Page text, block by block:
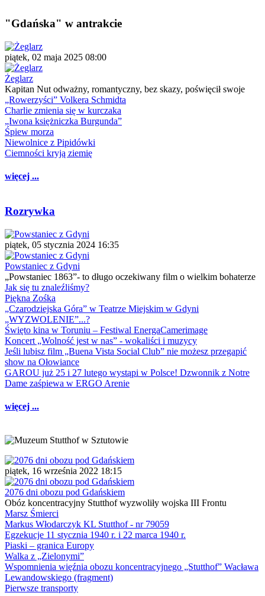
"Gdańska" w antrakcie
piątek, 02 maja 2025 08:00
Żeglarz
Kapitan Nut odważny, romantyczny, bez skazy, poświęcił swoje
„Rowerzyści” Volkera Schmidta
Charlie zmienia się w kurczaka
„Iwona księżniczka Burgunda”
Śpiew morza
Niewolnice z Pipidówki
Ciemności kryją ziemię
więcej ...
Rozrywka
piątek, 05 stycznia 2024 16:35
Powstaniec z Gdyni
„Powstaniec 1863”- to długo oczekiwany film o wielkim bohaterze
Jak się tu znaleźliśmy?
Piękna Zośka
„Czarodziejska Góra” w Teatrze Miejskim w Gdyni
„WYZWOLENIE”...?
Święto kina w Toruniu – Festiwal EnergaCamerimage
Koncert „Wolność jest w nas” - wokaliści i muzycy
Jeśli lubisz film „Buena Vista Social Club” nie możesz przegapić
show na Ołowiance
GAROU już 25 i 27 lutego wystąpi w Polsce! Dzwonnik z Notre
Dame zaśpiewa w ERGO Arenie
więcej ...
piątek, 16 września 2022 18:15
2076 dni obozu pod Gdańskiem
Obóz koncentracyjny Stutthof wyzwoliły wojska III Frontu
Marsz Śmierci
Markus Włodarczyk KL Stutthof - nr 79059
Egzekucje 11 stycznia 1940 r. i 22 marca 1940 r.
Piaski – granica Europy
Walka z „Zielonymi”
Wspomnienia więźnia obozu koncentracyjnego „Stutthof” Wacława
Lewandowskiego (fragment)
Pierwsze transporty